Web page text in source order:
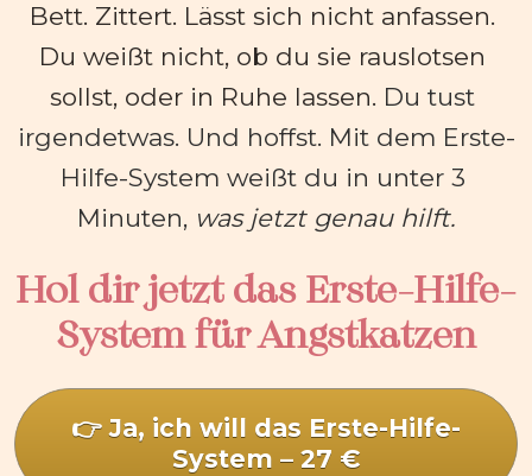
Bett. Zittert. Lässt sich nicht anfassen.
Du weißt nicht, ob du sie rauslotsen
sollst, oder in Ruhe lassen. Du tust
irgendetwas. Und hoffst. Mit dem Erste-
Hilfe-System weißt du in unter 3
Minuten, was jetzt genau hilft.
Hol dir jetzt das Erste-Hilfe-
System für Angstkatzen
👉 Ja, ich will das Erste-Hilfe-
System – 27 €